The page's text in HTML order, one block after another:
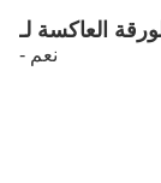
- نعم